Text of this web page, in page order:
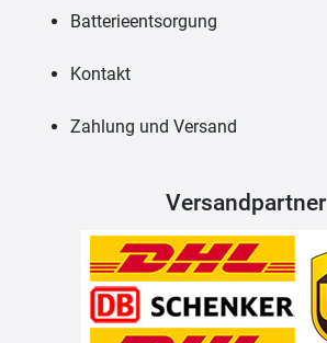
Batterieentsorgung
Kontakt
Zahlung und Versand
Versandpartner